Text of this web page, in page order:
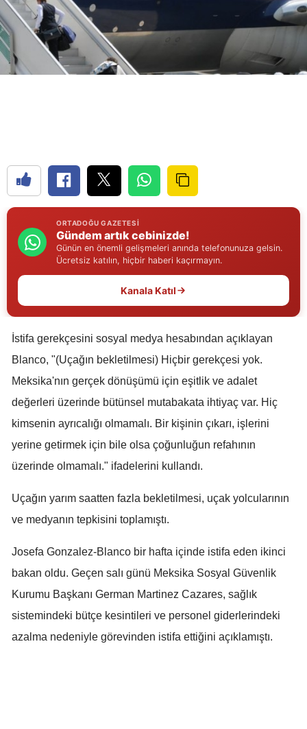
Bursa
Çanakkale
Çankırı
Edirne
Elazığ
Erzincan
Erzurum
Eskişehir
Giresun
Gümüşhane
Hakkari
Isparta
Mersin
İstanbul
İzmir
Kars
Kayseri
ORTADOĞU GAZETESI
Gündem artık cebinizde!
Günün en önemli gelişmeleri anında telefonunuza gelsin.
Ücretsiz katılın, hiçbir haberi kaçırmayın.
Kanala Katıl
İstifa gerekçesini sosyal medya hesabından açıklayan
Blanco, "(Uçağın bekletilmesi) Hiçbir gerekçesi yok.
Meksika'nın gerçek dönüşümü için eşitlik ve adalet
değerleri üzerinde bütünsel mutabakata ihtiyaç var. Hiç
kimsenin ayrıcalığı olmamalı. Bir kişinin çıkarı, işlerini
yerine getirmek için bile olsa çoğunluğun refahının
üzerinde olmamalı." ifadelerini kullandı.
Uçağın yarım saatten fazla bekletilmesi, uçak yolcularının
ve medyanın tepkisini toplamıştı.
Josefa Gonzalez-Blanco bir hafta içinde istifa eden ikinci
bakan oldu. Geçen salı günü Meksika Sosyal Güvenlik
Kurumu Başkanı German Martinez Cazares, sağlık
sistemindeki bütçe kesintileri ve personel giderlerindeki
azalma nedeniyle görevinden istifa ettiğini açıklamıştı.